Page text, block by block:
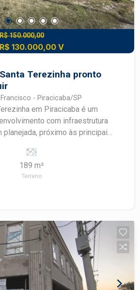
com quem é agente de
do mercado imobiliário de
sua visita.
150.000,00
R$ 130.000,00 V
Terezinha pronto
- Piracicaba/SP
em Piracicaba é um
com infraestrutura
planejada, próximo às principais
e SP304. A região conta com
transporte público, escolas,
e acesso facilitado tanto ao
do bairro Vantagens
terreno em bairro
fácil a rodovias e serviços
com crescimento constante
novas, boa
Conveniência:
189 m²
Terreno